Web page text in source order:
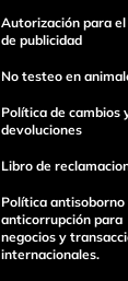
Autorización para
de publicidad
No testeo en
Política de cambios
devoluciones
Libro de
Política antisoborno
anticorrupción para
negocios y
internacionales.